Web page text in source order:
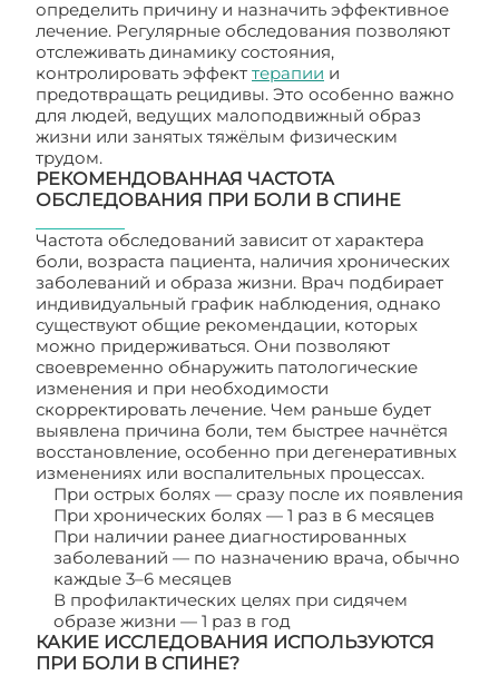
определить причину и назначить эффективное
лечение. Регулярные обследования позволяют
отслеживать динамику состояния,
контролировать эффект терапии и
предотвращать рецидивы. Это особенно важно
для людей, ведущих малоподвижный образ
жизни или занятых тяжёлым физическим
трудом.
РЕКОМЕНДОВАННАЯ ЧАСТОТА
ОБСЛЕДОВАНИЯ ПРИ БОЛИ В СПИНЕ
Частота обследований зависит от характера
боли, возраста пациента, наличия хронических
заболеваний и образа жизни. Врач подбирает
индивидуальный график наблюдения, однако
существуют общие рекомендации, которых
можно придерживаться. Они позволяют
своевременно обнаружить патологические
изменения и при необходимости
скорректировать лечение. Чем раньше будет
выявлена причина боли, тем быстрее начнётся
восстановление, особенно при дегенеративных
изменениях или воспалительных процессах.
При острых болях — сразу после их появления
При хронических болях — 1 раз в 6 месяцев
При наличии ранее диагностированных
заболеваний — по назначению врача, обычно
каждые 3–6 месяцев
В профилактических целях при сидячем
образе жизни — 1 раз в год
КАКИЕ ИССЛЕДОВАНИЯ ИСПОЛЬЗУЮТСЯ
ПРИ БОЛИ В СПИНЕ?